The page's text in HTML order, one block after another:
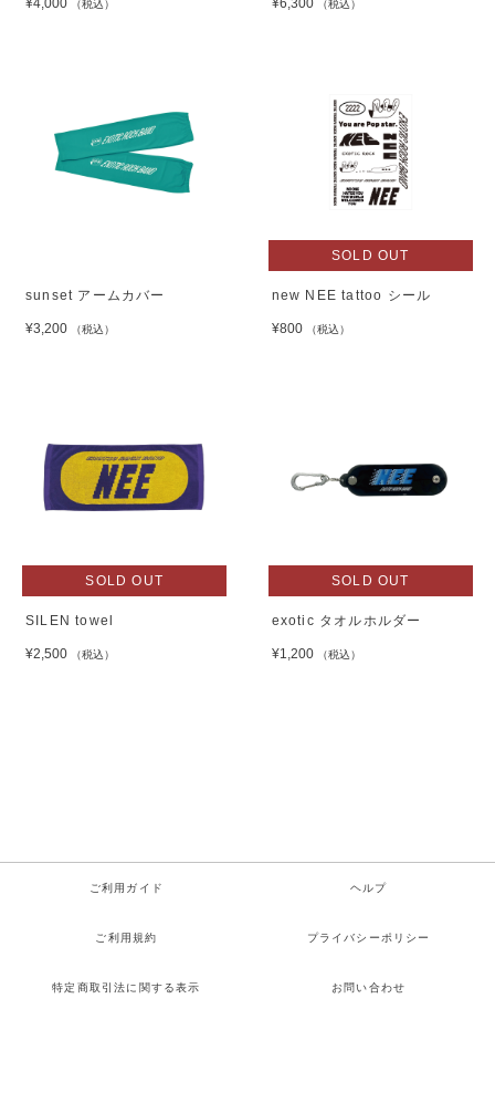
¥4,000 （税込） ¥6,300 （税込）
sunset アームカバー
¥3,200 （税込）
SOLD OUT
new NEE tattoo シール
¥800 （税込）
SOLD OUT
SILEN towel
¥2,500 （税込）
SOLD OUT
exotic タオルホルダー
¥1,200 （税込）
ご利用ガイド ヘルプ
ご利用規約 プライバシーポリシー
特定商取引法に関する表示 お問い合わせ